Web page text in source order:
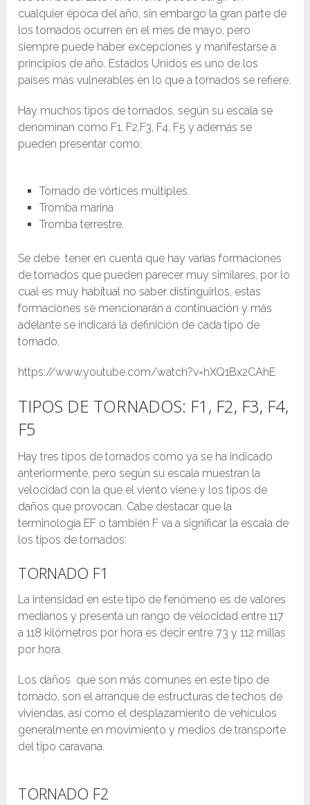
cualquier época del año, sin embargo la gran parte de
los tornados ocurren en el mes de mayo, pero
siempre puede haber excepciones y manifestarse a
principios de año. Estados Unidos es uno de los
países más vulnerables en lo que a tornados se refiere.
Hay muchos tipos de tornados, según su escala se
denominan como F1, F2,F3, F4, F5 y además se
pueden presentar como:
Tornado de vórtices múltiples.
Tromba marina
Tromba terrestre.
Se debe tener en cuenta que hay varias formaciones
de tornados que pueden parecer muy similares, por lo
cual es muy habitual no saber distinguirlos, estas
formaciones se mencionarán a continuación y más
adelante se indicará la definición de cada tipo de
tornado.
https://www.youtube.com/watch?v=hXQ1Bx2CAhE
TIPOS DE TORNADOS: F1, F2, F3, F4,
F5
Hay tres tipos de tornados como ya se ha indicado
anteriormente, pero según su escala muestran la
velocidad con la que el viento viene y los tipos de
daños que provocan. Cabe destacar que la
terminología EF o también F va a significar la escala de
los tipos de tornados:
TORNADO F1
La intensidad en este tipo de fenómeno es de valores
medianos y presenta un rango de velocidad entre 117
a 118 kilómetros por hora es decir entre 73 y 112 millas
por hora.
Los daños que son más comunes en este tipo de
tornado, son el arranque de estructuras de techos de
viviendas, así como el desplazamiento de vehículos
generalmente en movimiento y medios de transporte
del tipo caravana.
TORNADO F2